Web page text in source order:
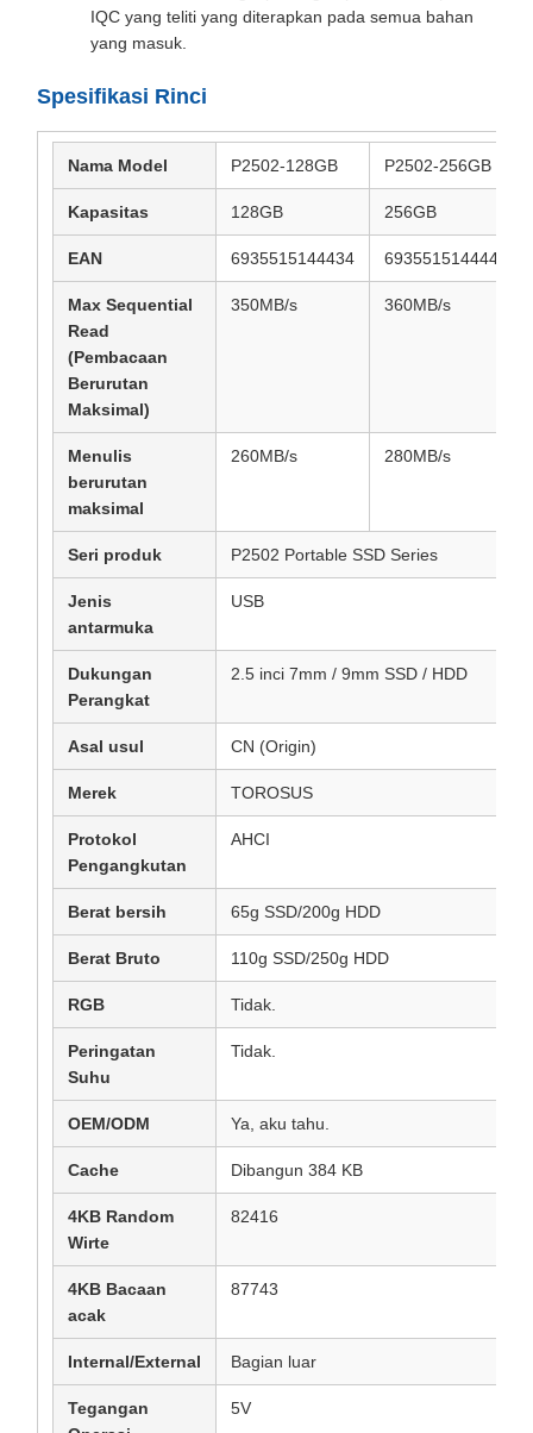
IQC yang teliti yang diterapkan pada semua bahan
yang masuk.
Spesifikasi Rinci
Nama Model P2502-128GB P2502-256GB
Kapasitas 128GB 256GB
EAN 6935515144434 6935515144441
Max Sequential
Read
(Pembacaan
Berurutan
Maksimal)
350MB/s 360MB/s
Menulis
berurutan
maksimal
260MB/s 280MB/s
Seri produk P2502 Portable SSD Series
Jenis
antarmuka
USB
Dukungan
Perangkat
2.5 inci 7mm / 9mm SSD / HDD
Asal usul CN (Origin)
Merek TOROSUS
Protokol
Pengangkutan
AHCI
Berat bersih 65g SSD/200g HDD
Berat Bruto 110g SSD/250g HDD
RGB Tidak.
Peringatan
Suhu
Tidak.
OEM/ODM Ya, aku tahu.
Cache Dibangun 384 KB
4KB Random
Wirte
82416
4KB Bacaan
acak
87743
Internal/External Bagian luar
Tegangan
5V